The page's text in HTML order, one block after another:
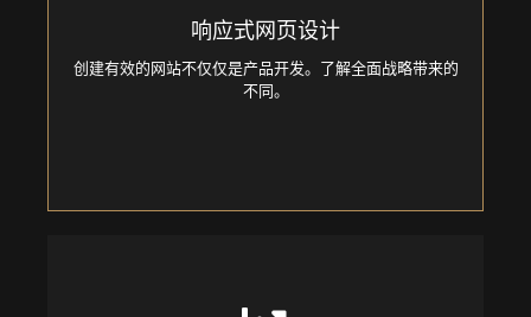
响应式网页设计
创建有效的网站不仅仅是产品开发。了解全面战略带来的
不同。
Creating an effective website is more than just product
development. Learn how a comprehensive strategy can
make a difference.